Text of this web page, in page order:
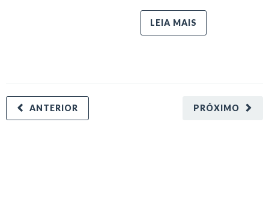
LEIA MAIS
PRÓXIMO
ANTERIOR